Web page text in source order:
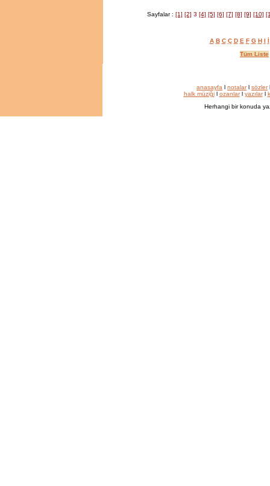
Sayfalar : [1] [2] 3 [4] [5] [6] [7] [8] [9] [10]
A B C Ç D E F G H I İ
Tüm Liste
anasayfa l notalarl sözler
halk müziğil ozanlarl yazılarl
Herhangi bir konuda